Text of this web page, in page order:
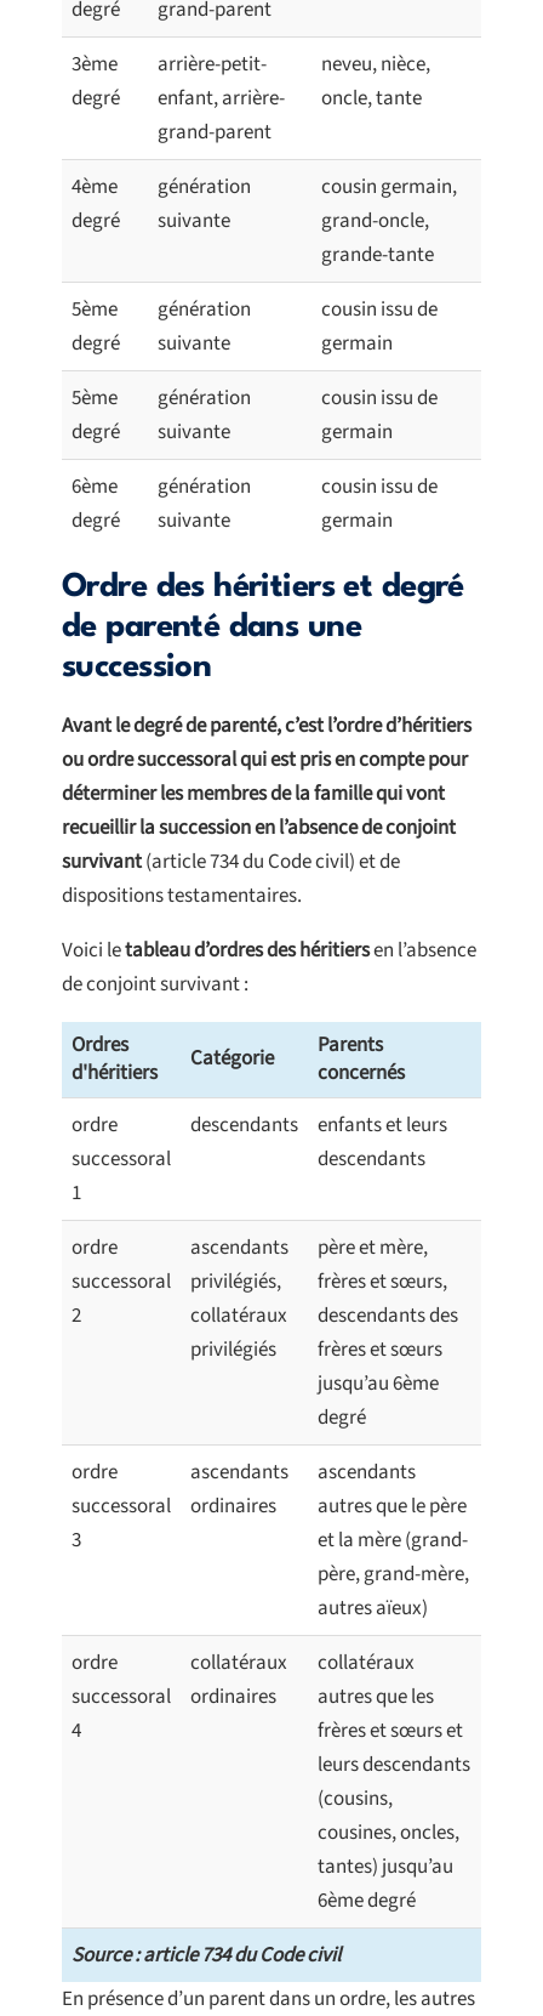
degré
grand-parent
3ème
degré
arrière-petit-
enfant, arrière-
grand-parent
neveu, nièce,
oncle, tante
4ème
degré
génération
suivante
cousin germain,
grand-oncle,
grande-tante
5ème
degré
génération
suivante
cousin issu de
germain
5ème
degré
génération
suivante
cousin issu de
germain
6ème
degré
génération
suivante
cousin issu de
germain
Ordre des héritiers et degré
de parenté dans une
succession
Avant le degré de parenté, c’est l’ordre d’héritiers
ou ordre successoral qui est pris en compte pour
déterminer les membres de la famille qui vont
recueillir la succession en l’absence de conjoint
survivant(article 734 du Code civil) et de
dispositions testamentaires.
Voici letableau d’ordres des héritiersen l’absence
de conjoint survivant :
Ordres
d'héritiers
Catégorie
Parents
concernés
Source : article 734 du Code civil
ordre
successoral
1
descendants
enfants et leurs
descendants
ordre
successoral
2
ascendants
privilégiés,
collatéraux
privilégiés
père et mère,
frères et sœurs,
descendants des
frères et sœurs
jusqu’au 6ème
degré
ordre
successoral
3
ascendants
ordinaires
ascendants
autres que le père
et la mère (grand-
père, grand-mère,
autres aïeux)
ordre
successoral
4
collatéraux
ordinaires
collatéraux
autres que les
frères et sœurs et
leurs descendants
(cousins,
cousines, oncles,
tantes) jusqu’au
6ème degré
En présence d’un parent dans un ordre, les autres